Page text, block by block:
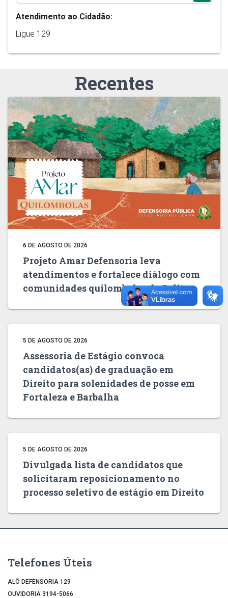
Atendimento ao Cidadão:
Ligue 129
Recentes
6 DE AGOSTO DE 2026
Projeto Amar Defensoria leva
atendimentos e fortalece diálogo com
comunidades quilombolas de Salitre
5 DE AGOSTO DE 2026
Assessoria de Estágio convoca
candidatos(as) de graduação em
Direito para solenidades de posse em
Fortaleza e Barbalha
5 DE AGOSTO DE 2026
Divulgada lista de candidatos que
solicitaram reposicionamento no
processo seletivo de estágio em Direito
Telefones Úteis
ALÔ DEFENSORIA 129
OUVIDORIA 3194-5066